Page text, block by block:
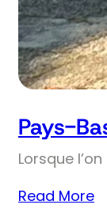
Pays-
Lorsque
Read More